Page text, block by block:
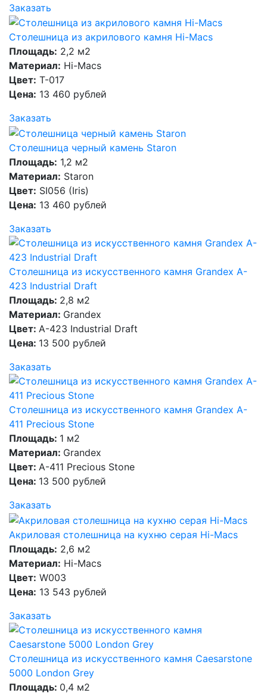
Заказать
Столешница из акрилового камня Hi-Macs
Площадь: 2,2 м2
Материал: Hi-Macs
Цвет: T-017
Цена: 13 460 рублей
Заказать
Столешница черный камень Staron
Площадь: 1,2 м2
Материал: Staron
Цвет: SI056 (Iris)
Цена: 13 460 рублей
Заказать
Столешница из искусственного камня Grandex A-
423 Industrial Draft
Площадь: 2,8 м2
Материал: Grandex
Цвет: A-423 Industrial Draft
Цена: 13 500 рублей
Заказать
Столешница из искусственного камня Grandex A-
411 Precious Stone
Площадь: 1 м2
Материал: Grandex
Цвет: A-411 Precious Stone
Цена: 13 500 рублей
Заказать
Акриловая столешница на кухню серая Hi-Macs
Площадь: 2,6 м2
Материал: Hi-Macs
Цвет: W003
Цена: 13 543 рублей
Заказать
Столешница из искусственного камня Caesarstone
5000 London Grey
Площадь: 0,4 м2